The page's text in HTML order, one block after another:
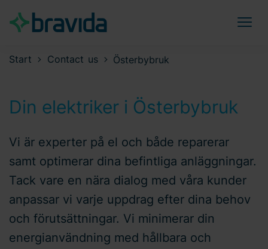
Start Contact us Österbybruk
Din elektriker i Österbybruk
Vi är experter på el och både reparerar
samt optimerar dina befintliga anläggningar.
Tack vare en nära dialog med våra kunder
anpassar vi varje uppdrag efter dina behov
och förutsättningar. Vi minimerar din
energianvändning med hållbara och